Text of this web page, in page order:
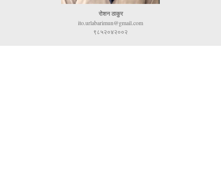
रोशन ठाकुर
ito.urlabarimun@gmail.com
९८५२०४२००२